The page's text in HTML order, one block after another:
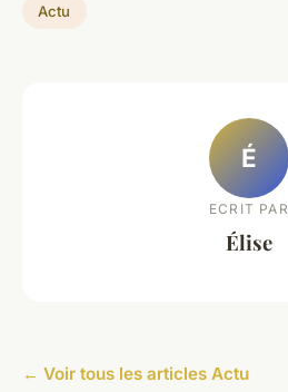
Actu
É
ECRIT PAR
Élise
← Voir tous les articles Actu